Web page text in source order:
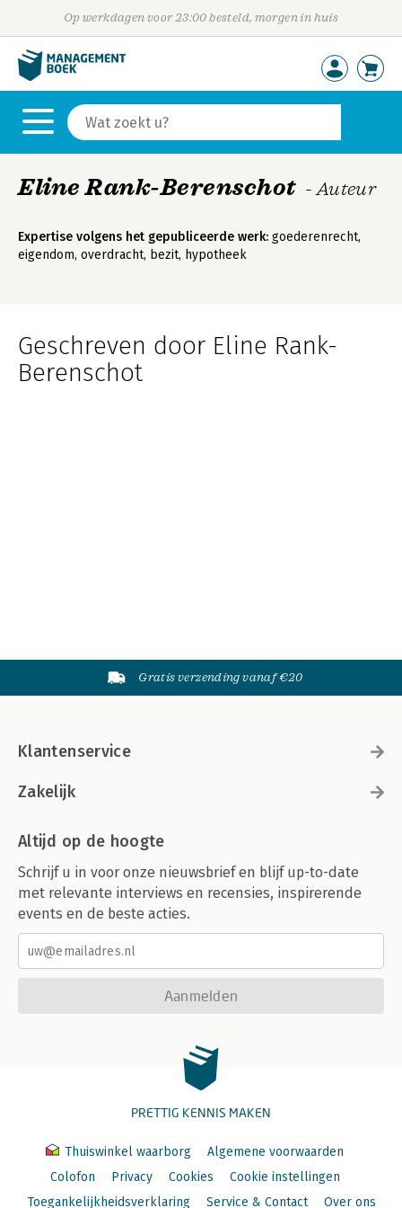
Op werkdagen voor 23:00 besteld, morgen in huis
Eline Rank-Berenschot - Auteur
Expertise volgens het gepubliceerde werk: goederenrecht,
eigendom, overdracht, bezit, hypotheek
Geschreven door Eline Rank-
Berenschot
Gratis verzending vanaf €20
Klantenservice
Zakelijk
Altijd op de hoogte
Schrijf u in voor onze nieuwsbrief en blijf up-to-date
met relevante interviews en recensies, inspirerende
events en de beste acties.
Aanmelden
PRETTIG KENNIS MAKEN
Thuiswinkel waarborg
Algemene voorwaarden
Colofon
Privacy Cookies
Cookie instellingen
Toegankelijkheidsverklaring
Service & Contact Over ons